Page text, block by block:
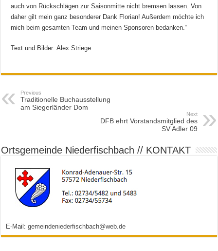
auch von Rückschlägen zur Saisonmitte nicht bremsen lassen. Von
daher gilt mein ganz besonderer Dank Florian! Außerdem möchte ich
mich beim gesamten Team und meinen Sponsoren bedanken.“
Text und Bilder: Alex Striege
Previous
Traditionelle Buchausstellung
am Siegerländer Dom
Next
DFB ehrt Vorstandsmitglied des
SV Adler 09
Ortsgemeinde Niederfischbach // KONTAKT
E-Mail:gemeindeniederfischbach@web.de